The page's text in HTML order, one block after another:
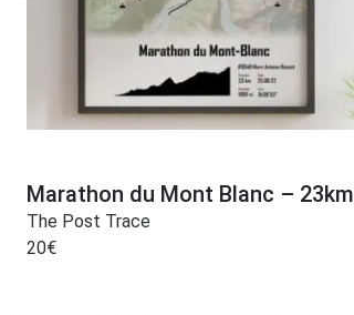
Marathon du Mont Blanc – 23km
The Post Trace
20€